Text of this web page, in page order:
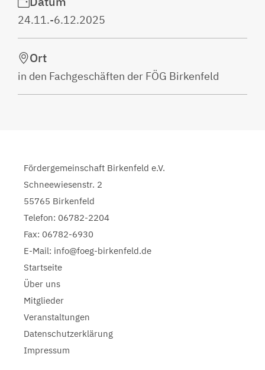
24.11.-6.12.2025
Ort
in den Fachgeschäften der FÖG Birkenfeld
Fördergemeinschaft Birkenfeld e.V.
Schneewiesenstr. 2
55765 Birkenfeld
Telefon: 06782-2204
Fax: 06782-6930
E-Mail: info@foeg-birkenfeld.de
Startseite
Über uns
Mitglieder
Veranstaltungen
Datenschutzerklärung
Impressum